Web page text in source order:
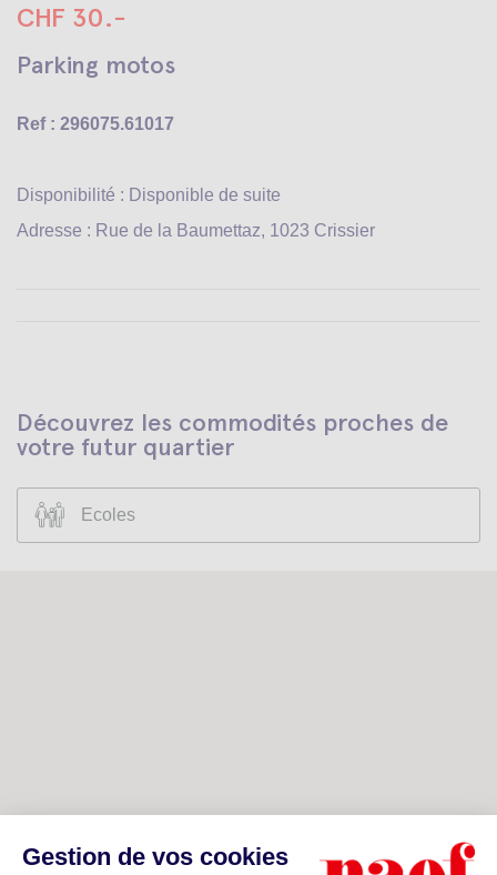
CHF 30.-
Parking motos
Ref : 296075.61017
Disponibilité : Disponible de suite
Adresse : Rue de la Baumettaz, 1023 Crissier
Découvrez les commodités proches de
votre futur quartier
Ecoles